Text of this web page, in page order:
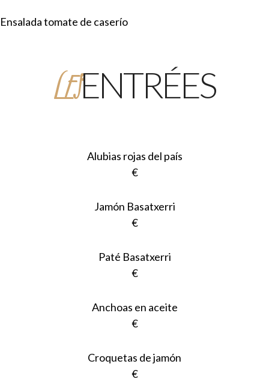
Ensalada tomate de caserío
LESENTRÉES
Alubias rojas del país
€
Jamón Basatxerri
€
Paté Basatxerri
€
Anchoas en aceite
€
Croquetas de jamón
€